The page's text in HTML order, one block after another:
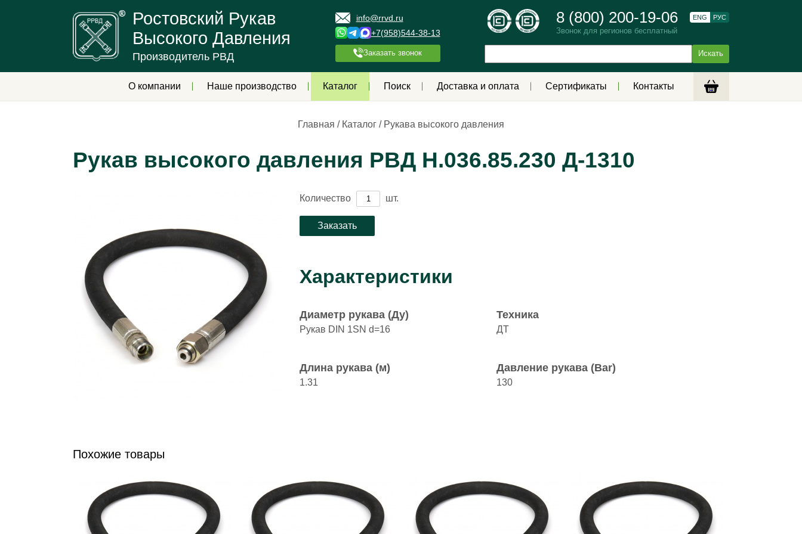
Ростовский Рукав
Высокого Давления
Производитель РВД
info@rrvd.ru
+7(958)544-38-13
Заказать звонок
8 (800) 200-19-06
Звонок для регионов бесплатный
ENG РУС
О компании Наше производство Каталог Поиск Доставка и оплата Сертификаты Контакты
Главная / Каталог / Рукава высокого давления
Рукав высокого давления РВД Н.036.85.230 Д-1310
Количество шт.
Характеристики
Диаметр рукава (Ду)
Рукав DIN 1SN d=16
Техника
ДТ
Длина рукава (м)
1.31
Давление рукава (Bar)
130
Похожие товары